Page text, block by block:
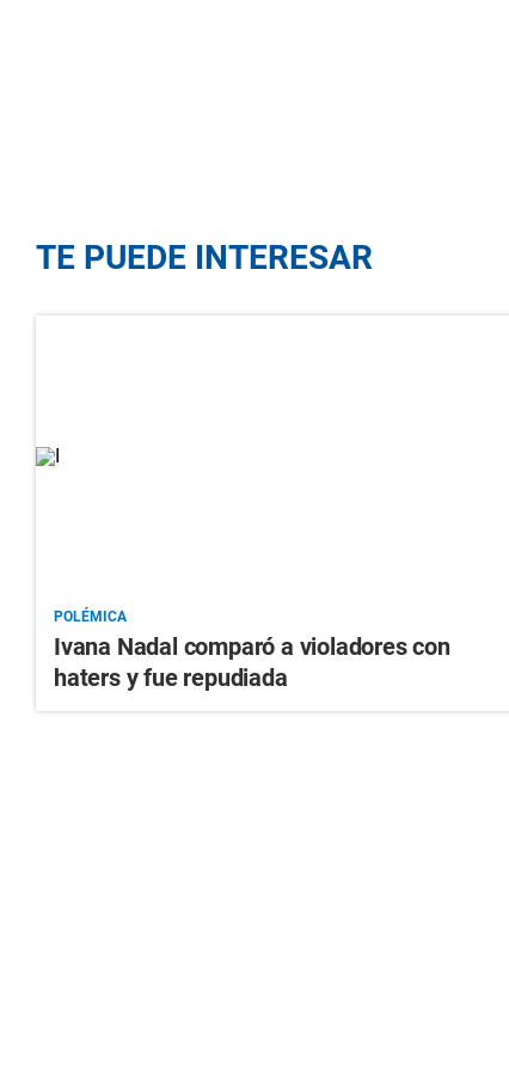
TE PUEDE INTERESAR
POLÉMICA
Ivana Nadal comparó a violadores con
haters y fue repudiada